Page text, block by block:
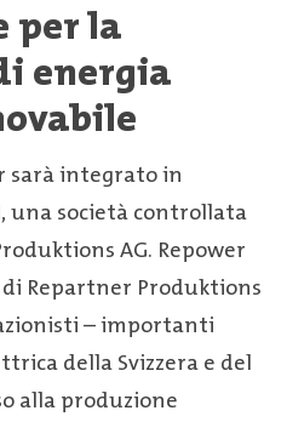
per la
energia
sarà integrato in
una società controllata
AG. Repower
Repartner Produktions
– importanti
della Svizzera e del
alla produzione